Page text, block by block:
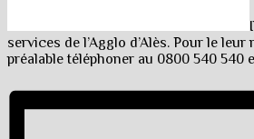
services de l’Agglo d’Alès. Pour le
préalable téléphoner au 0800 540 540